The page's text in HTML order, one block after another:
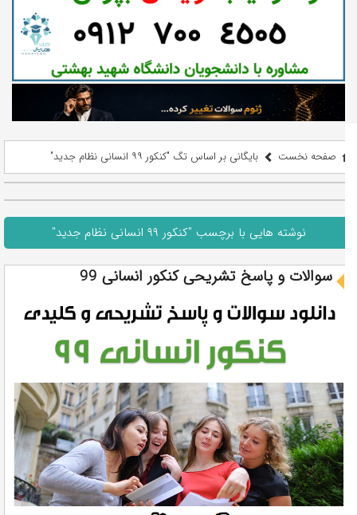
صفحه نخست بایگانی بر اساس تگ "کنکور ۹۹ انسانی نظام جدید"
نوشته هایی با برچسب "کنکور ۹۹ انسانی نظام جدید"
سوالات و پاسخ تشریحی کنکور انسانی 99